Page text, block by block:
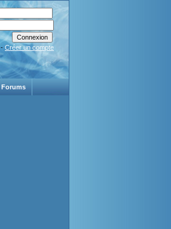
- Créer un compte
Forums